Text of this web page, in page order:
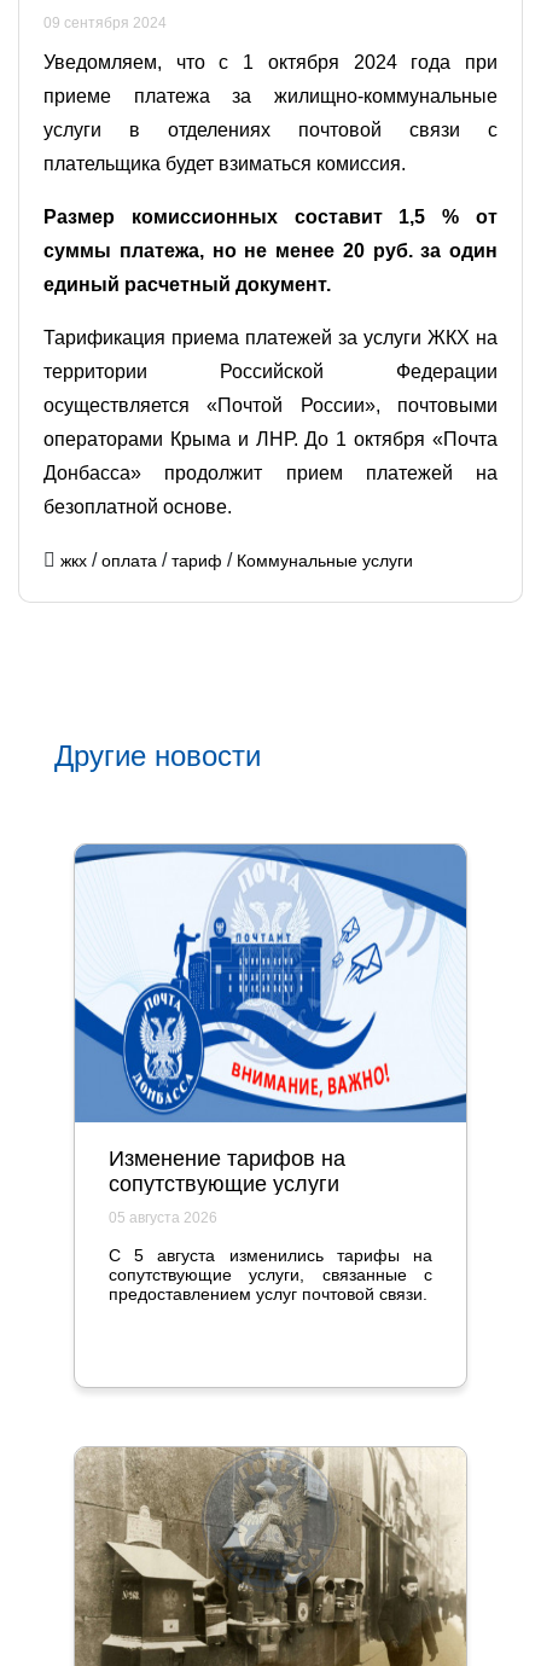
09 сентября 2024
Уведомляем, что с 1 октября 2024 года при
приеме платежа за жилищно-коммунальные
услуги в отделениях почтовой связи с
плательщика будет взиматься комиссия.
Размер комиссионных составит 1,5 % от
суммы платежа, но не менее 20 руб. за один
единый расчетный документ.
Тарификация приема платежей за услуги ЖКХ на
территории Российской Федерации
осуществляется «Почтой России», почтовыми
операторами Крыма и ЛНР. До 1 октября «Почта
Донбасса» продолжит прием платежей на
безоплатной основе.
жкх /оплата /тариф / Коммунальные услуги
Другие новости
Изменение тарифов на
сопутствующие услуги
05 августа 2026
С 5 августа изменились тарифы на
сопутствующие услуги, связанные с
предоставлением услуг почтовой связи.